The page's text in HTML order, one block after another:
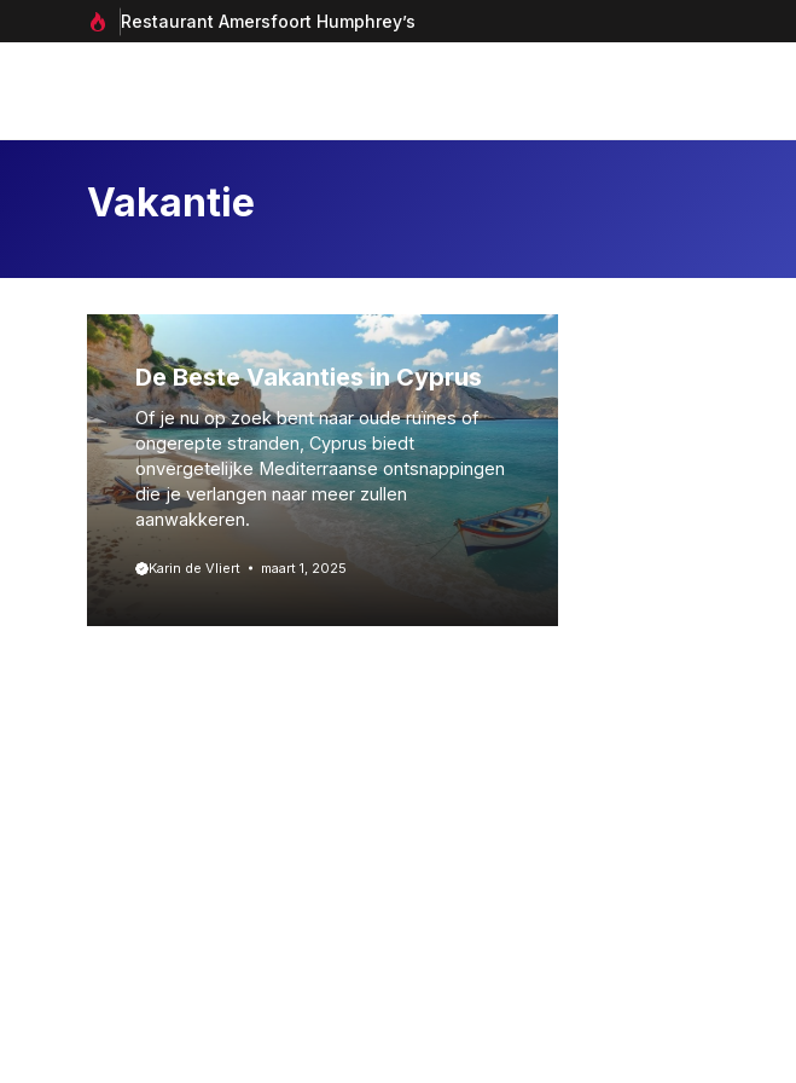
naar
Restaurant Amersfoort Humphrey’s
Vakantie
De Beste Vakanties in Cyprus
Of je nu op zoek bent naar oude ruïnes of
ongerepte stranden, Cyprus biedt
onvergetelijke Mediterraanse ontsnappingen
die je verlangen naar meer zullen
aanwakkeren.
Karin de Vliert maart 1, 2025